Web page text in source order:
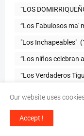
“Los Fabulosos ma'
"Los Inchapeables"
“Los niños celebran
“Los Verdaderos
“Luz verde”
"Magia (1)
Our website uses
Accept !